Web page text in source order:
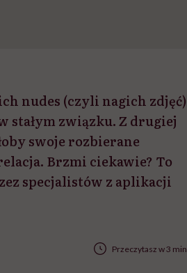
nudes (czyli nagich zdjęć)
stałym związku. Z drugiej
swoje rozbierane
Brzmi ciekawie? To
specjalistów z aplikacji
Przeczytasz w 3 min